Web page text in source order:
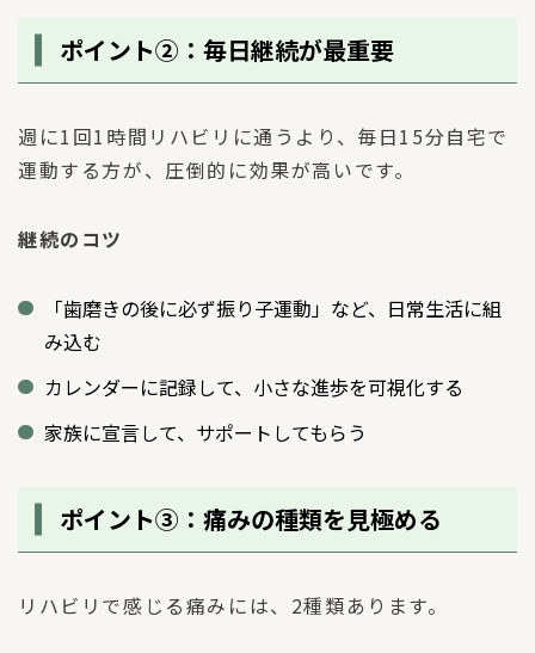
ポイント②：毎日継続が最重要
週に1回1時間リハビリに通うより、毎日15分自宅で
運動する方が、圧倒的に効果が高いです。
継続のコツ
「歯磨きの後に必ず振り子運動」など、日常生活に組
み込む
カレンダーに記録して、小さな進歩を可視化する
家族に宣言して、サポートしてもらう
ポイント③：痛みの種類を見極める
リハビリで感じる痛みには、2種類あります。